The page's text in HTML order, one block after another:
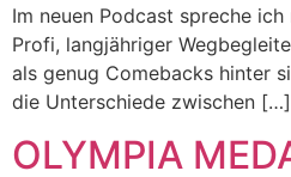
Im neuen Podcast spreche
Profi, langjähriger
als genug Comebacks hinter
die Unterschiede zwischen […]
OLYMPIA